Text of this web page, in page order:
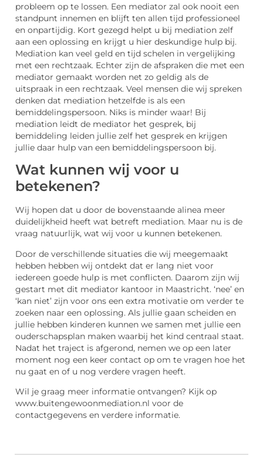
probleem op te lossen. Een mediator zal ook nooit een
standpunt innemen en blijft ten allen tijd professioneel
en onpartijdig. Kort gezegd helpt u bij mediation zelf
aan een oplossing en krijgt u hier deskundige hulp bij.
Mediation kan veel geld en tijd schelen in vergelijking
met een rechtzaak. Echter zijn de afspraken die met een
mediator gemaakt worden net zo geldig als de
uitspraak in een rechtzaak. Veel mensen die wij spreken
denken dat mediation hetzelfde is als een
bemiddelingspersoon. Niks is minder waar! Bij
mediation leidt de mediator het gesprek, bij
bemiddeling leiden jullie zelf het gesprek en krijgen
jullie daar hulp van een bemiddelingspersoon bij.
Wat kunnen wij voor u
betekenen?
Wij hopen dat u door de bovenstaande alinea meer
duidelijkheid heeft wat betreft mediation. Maar nu is de
vraag natuurlijk, wat wij voor u kunnen betekenen.
Door de verschillende situaties die wij meegemaakt
hebben hebben wij ontdekt dat er lang niet voor
iedereen goede hulp is met conflicten. Daarom zijn wij
gestart met dit mediator kantoor in Maastricht. ‘nee’ en
‘kan niet’ zijn voor ons een extra motivatie om verder te
zoeken naar een oplossing. Als jullie gaan scheiden en
jullie hebben kinderen kunnen we samen met jullie een
ouderschapsplan maken waarbij het kind centraal staat.
Nadat het traject is afgerond, nemen we op een later
moment nog een keer contact op om te vragen hoe het
nu gaat en of u nog verdere vragen heeft.
Wil je graag meer informatie ontvangen? Kijk op
www.buitengewoonmediation.nl voor de
contactgegevens en verdere informatie.